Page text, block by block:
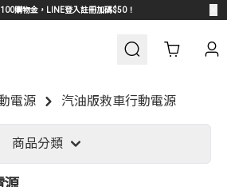
購物金，LINE登入註冊加碼$50！
Cart
電源 汽油版救車行動電源
商品分類